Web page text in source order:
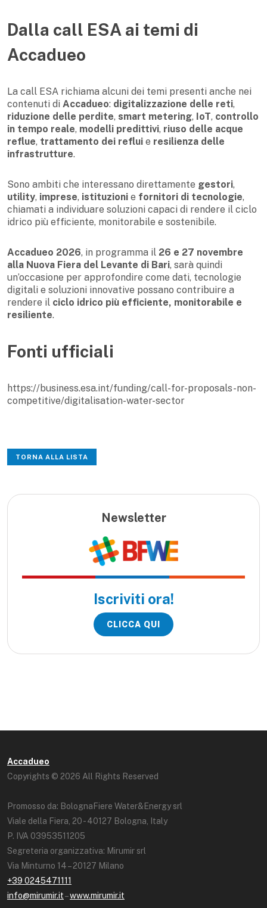
Dalla call ESA ai temi di
Accadueo
La call ESA richiama alcuni dei temi presenti anche nei
contenuti di Accadueo: digitalizzazione delle reti,
riduzione delle perdite, smart metering, IoT, controllo
in tempo reale, modelli predittivi, riuso delle acque
reflue, trattamento dei reflui e resilienza delle
infrastrutture.
Sono ambiti che interessano direttamente gestori,
utility, imprese, istituzioni e fornitori di tecnologie,
chiamati a individuare soluzioni capaci di rendere il ciclo
idrico più efficiente, monitorabile e sostenibile.
Accadueo 2026, in programma il 26 e 27 novembre
alla Nuova Fiera del Levante di Bari, sarà quindi
un’occasione per approfondire come dati, tecnologie
digitali e soluzioni innovative possano contribuire a
rendere il ciclo idrico più efficiente, monitorabile e
resiliente.
Fonti ufficiali
https://business.esa.int/funding/call-for-proposals-non-
competitive/digitalisation-water-sector
TORNA ALLA LISTA
Newsletter
Iscriviti ora!
CLICCA QUI
Accadueo
Copyrights © 2026 All Rights Reserved
Promosso da: BolognaFiere Water&Energy srl
Viale della Fiera, 20 - 40127 Bologna, Italy
P. IVA 03953511205
Segreteria organizzativa: Mirumir srl
Via Minturno 14 – 20127 Milano
+39 0245471111
info@mirumir.it–www.mirumir.it